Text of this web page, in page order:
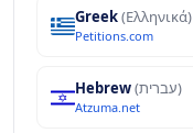
Greek(Ελληνικά)
Petitions.com
Hebrew (עברית)
Atzuma.net